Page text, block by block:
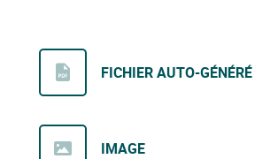
FICHIER AUTO-GÉNÉRÉ
IMAGE